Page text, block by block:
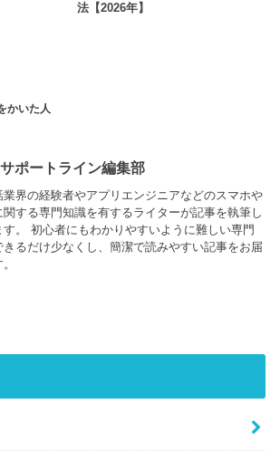
法【2026年】
かいた人
ポートライン編集部
業界の経験者やアプリエンジニアなどのスマホや
関する専門知識を有するライターが記事を執筆し
す。 初心者にもわかりやすいように難しい専門
きるだけ少なくし、簡潔で読みやすい記事をお届